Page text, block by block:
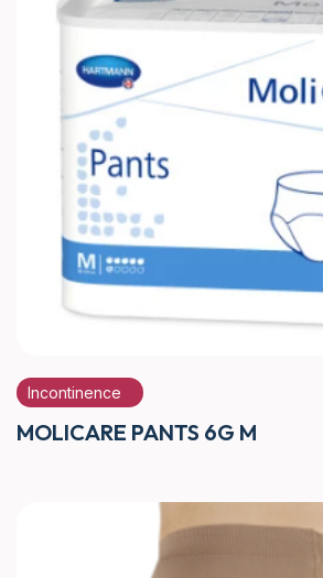
Incontinence
MOLICARE PANTS 6G M